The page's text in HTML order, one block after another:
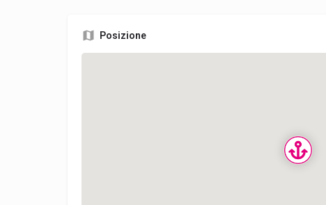
Posizione